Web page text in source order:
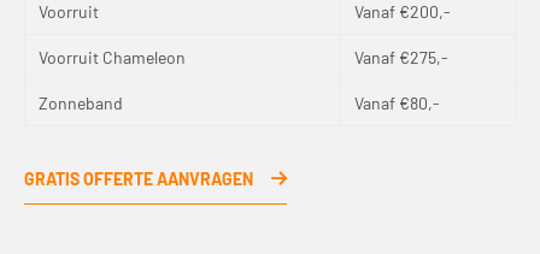
Voorruit Vanaf €200,-
Voorruit Chameleon Vanaf €275,-
Zonneband Vanaf €80,-
GRATIS OFFERTE AANVRAGEN